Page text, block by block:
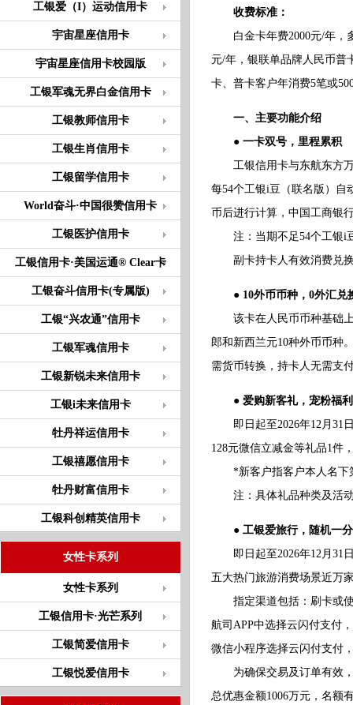
工银爱（I）运动信用卡
宇宙星座信用卡
宇宙星座信用卡校园版
工银军魂无界白金信用卡
工银教师信用卡
工银生肖信用卡
工银留学信用卡
World奋斗·中国很赞信用卡
工银医护信用卡
工银信用卡·美国运通® Clear卡
工银奋斗信用卡(专属版)
工银“兴农通”信用卡
工银军魂信用卡
工银新锐未来信用卡
工银i未来信用卡
牡丹祥运信用卡
工银禧愿信用卡
牡丹财富信用卡
工银科创精英信用卡
女性卡系列
女性卡系列
工银信用卡·光芒系列
工银简爱信用卡
工银悦爱信用卡
收费标准：
白金卡年费2000元/年，多
元/年，银联单品牌人民币普
卡、普卡客户年消费5笔或
一、主要功能介绍
● 一卡双号，里程累积
工银信用卡与东航东方万
每54个工银i豆（联名版）自
币后进行计算，中国工商银
注：当期不足54个工银i
副卡持卡人有效消费兑换
● 10外币币种，0外汇兑
该卡在人民币币种基础上
郎和新西兰元10种外币币种
需货币转换，持卡人无需支
● 爱购新客礼，宠粉福
即日起至2026年12月31日
128元微信立减金等礼品1件
*新客户指客户本人名下第
注：具体礼品种类及活动
● 工银爱旅行，随机一
即日起至2026年12月31日
五大热门旅游消费场景近万
指定渠道包括：刷卡或使
航司APP中选择云闪付支付
微信小程序选择云闪付支付
为确保交易及订单有效，
总优惠金额1006万元，名额